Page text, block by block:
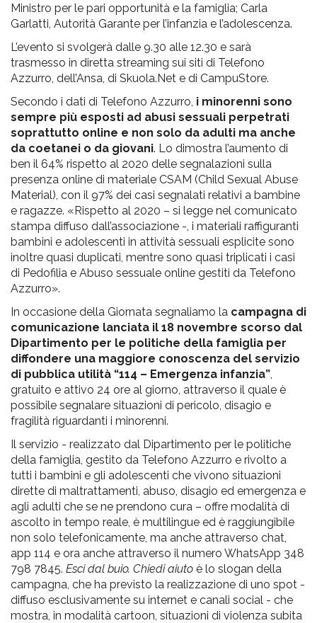
Ministro per le pari opportunità e la famiglia; Carla
Garlatti, Autorità Garante per l’infanzia e l’adolescenza.
L’evento si svolgerà dalle 9.30 alle 12.30 e sarà
trasmesso in diretta streaming sui siti di Telefono
Azzurro, dell’Ansa, di Skuola.Net e di CampuStore.
Secondo i dati di Telefono Azzurro, i minorenni sono
sempre più esposti ad abusi sessuali perpetrati
soprattutto online e non solo da adulti ma anche
da coetanei o da giovani. Lo dimostra l’aumento di
ben il 64% rispetto al 2020 delle segnalazioni sulla
presenza online di materiale CSAM (Child Sexual Abuse
Material), con il 97% dei casi segnalati relativi a bambine
e ragazze. «Rispetto al 2020 – si legge nel comunicato
stampa diffuso dall’associazione -, i materiali raffiguranti
bambini e adolescenti in attività sessuali esplicite sono
inoltre quasi duplicati, mentre sono quasi triplicati i casi
di Pedofilia e Abuso sessuale online gestiti da Telefono
Azzurro».
In occasione della Giornata segnaliamo la campagna di
comunicazione lanciata il 18 novembre scorso dal
Dipartimento per le politiche della famiglia per
diffondere una maggiore conoscenza del servizio
di pubblica utilità “114 – Emergenza infanzia”
gratuito e attivo 24 ore al giorno, attraverso il quale è
possibile segnalare situazioni di pericolo, disagio e
fragilità riguardanti i minorenni.
Il servizio - realizzato dal Dipartimento per le politiche
della famiglia, gestito da Telefono Azzurro e rivolto a
tutti i bambini e gli adolescenti che vivono situazioni
dirette di maltrattamenti, abuso, disagio ed emergenza e
agli adulti che se ne prendono cura – offre modalità di
ascolto in tempo reale, è multilingue ed è raggiungibile
non solo telefonicamente, ma anche attraverso chat,
app 114 e ora anche attraverso il numero WhatsApp 348
798 7845. Esci dal buio. Chiedi aiuto è lo slogan della
campagna, che ha previsto la realizzazione di uno spot -
diffuso esclusivamente su internet e canali social - che
mostra, in modalità cartoon, situazioni di violenza subita